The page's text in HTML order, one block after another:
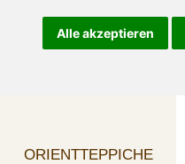
Alle akzeptieren
ORIENTTEPPICHE